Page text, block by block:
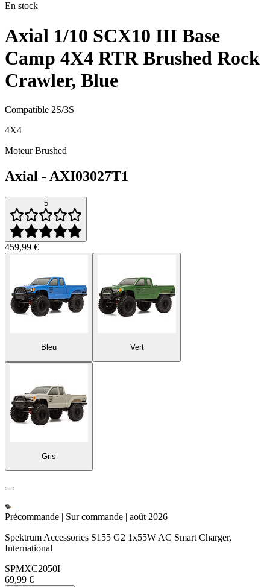
En stock
Axial 1/10 SCX10 III Base
Camp 4X4 RTR Brushed Rock
Crawler, Blue
Compatible 2S/3S
4X4
Moteur Brushed
Axial - AXI03027T1
5
459,99 €
Bleu Vert
Gris
Précommande | Sur commande | août 2026
Spektrum Accessories S155 G2 1x55W AC Smart Charger,
International
SPMXC2050I
69,99 €